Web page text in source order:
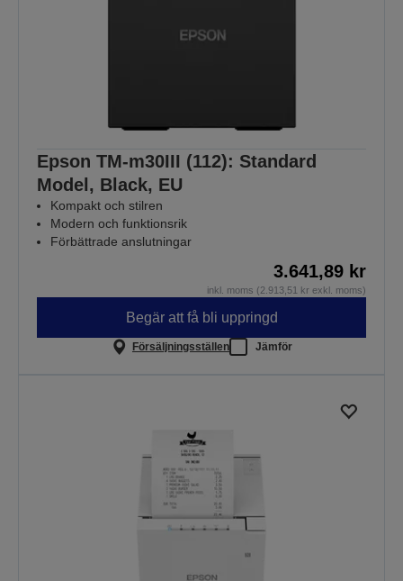
Epson TM-m30III (112): Standard
Model, Black, EU
Kompakt och stilren
Modern och funktionsrik
Förbättrade anslutningar
3.641,89 kr
inkl. moms (2.913,51 kr exkl. moms)
Begär att få bli uppringd
Försäljningsställen Jämför